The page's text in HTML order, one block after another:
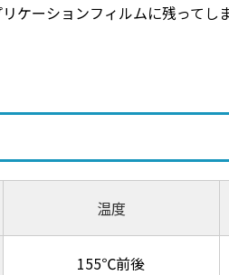
ケーションフィルムに残って
温度
155℃前後